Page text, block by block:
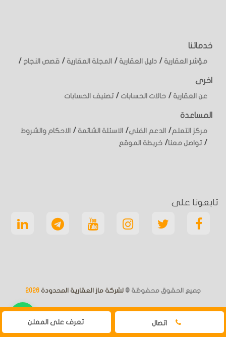
خدماتنا
مؤشر العقارية / دليل العقارية / المجلة العقارية / قصص النجاح /
اخرى
عن العقارية / حالات الحسابات /تصنيف الحسابات
المساعدة
مركز التعلم/ الدعم الفني/ الاسئلة الشائعة / الاحكام والشروط
/تواصل معنا/ خريطة الموقع
تابعونا على
جميع الحقوق محفوظة © لشركة ماز العقارية المحدودة 2026
اتصال تعرف على المعلن